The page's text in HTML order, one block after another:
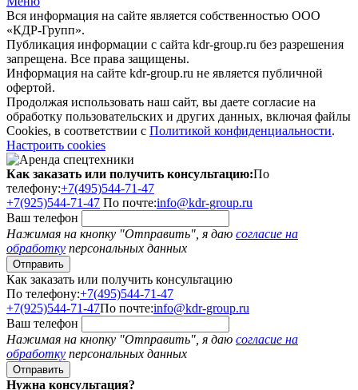
Вся информация на сайте является собственностью ООО
«КДР-Групп».
Публикация информации с сайта kdr-group.ru без разрешения
запрещена. Все права защищены.
Информация на сайте kdr-group.ru не является публичной
офертой.
Продолжая использовать наш сайт, вы даете согласие на
обработку пользовательских и других данных, включая файлы
Cookies, в соответствии с Политикой конфиденциальности.
Настроить cookies
Как заказать или получить консультацию:По
телефону:+7(495)544-71-47
+7(925)544-71-47 По почте:info@kdr-group.ru
Ваш телефон
Нажимая на кнопку "Отправить", я даю согласие на
обработку персональных данных
Как заказать или получить консультацию
По телефону:+7(495)544-71-47
+7(925)544-71-47По почте:info@kdr-group.ru
Ваш телефон
Нажимая на кнопку "Отправить", я даю согласие на
обработку персональных данных
Нужна консультация?